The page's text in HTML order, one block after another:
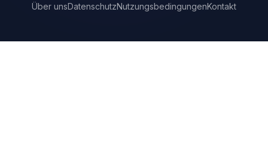
Über unsDatenschutzNutzungsbedingungenKontakt